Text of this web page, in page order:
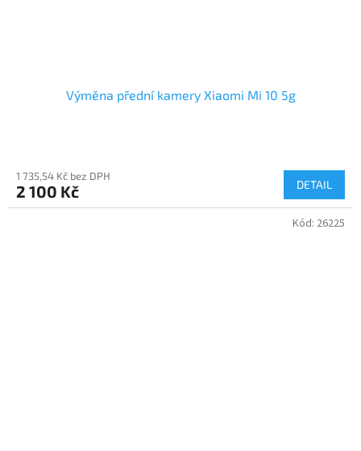
Výměna přední kamery Xiaomi Mi 10 5g
1 735,54 Kč bez DPH
2 100 Kč DETAIL
Kód: 26225